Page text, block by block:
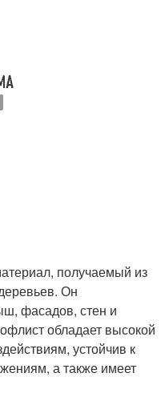
получаемый из
Он
фасадов, стен и
обладает высокой
устойчив к
а также имеет